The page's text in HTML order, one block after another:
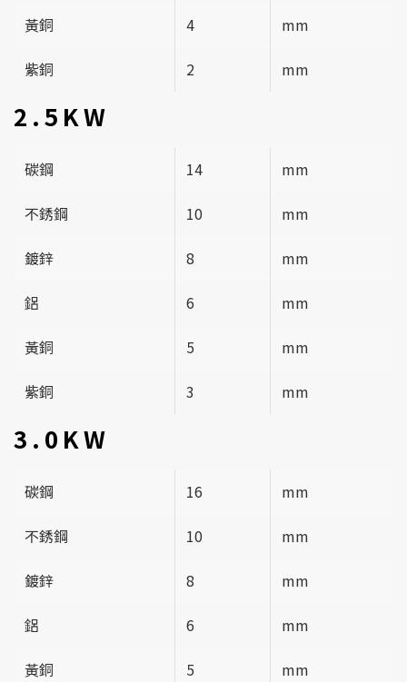
黃銅 4 mm
紫銅 2 mm
2.5KW
碳鋼 14 mm
不銹鋼 10 mm
鍍鋅 8 mm
鋁 6 mm
黃銅 5 mm
紫銅 3 mm
3.0KW
碳鋼 16 mm
不銹鋼 10 mm
鍍鋅 8 mm
鋁 6 mm
黃銅 5 mm